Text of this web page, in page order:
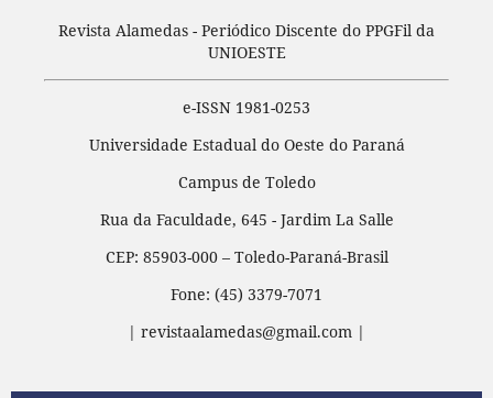
Revista Alamedas - Periódico Discente do PPGFil da
UNIOESTE
e-ISSN 1981-0253
Universidade Estadual do Oeste do Paraná
Campus de Toledo
Rua da Faculdade, 645 - Jardim La Salle
CEP: 85903-000 – Toledo-Paraná-Brasil
Fone: (45) 3379-7071
| revistaalamedas@gmail.com |